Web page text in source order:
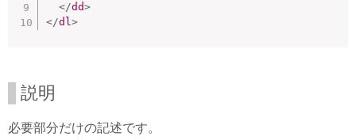
</dd>
</dl>
説明
必要部分だけの記述です。